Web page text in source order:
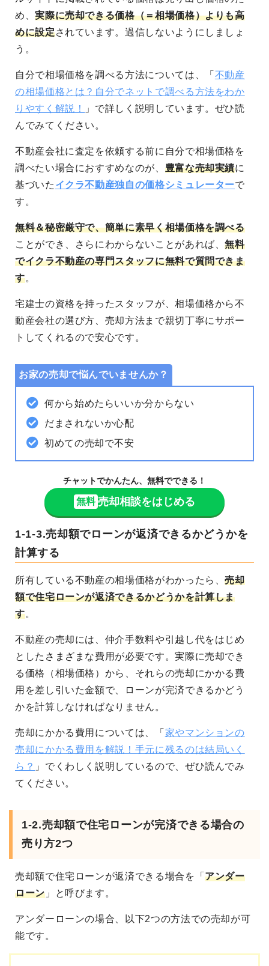
め、実際に売却できる価格（＝相場価格）よりも高
めに設定されています。過信しないようにしましょ
う。
自分で相場価格を調べる方法については、「 不動産
の相場価格とは？自分でネットで調べる方法をわか
りやすく解説！
」で詳しく説明しています。ぜひ読
んでみてください。
不動産会社に査定を依頼する前に自分で相場価格を
調べたい場合におすすめなのが、 豊富な売却実績に
基づいた イクラ不動産独自の価格シミュレーターで
す。
無料＆秘密厳守で、簡単に素早く相場価格を調べる
ことができ、さらにわからないことがあれば、無料
でイクラ不動産の専門スタッフに無料で質問できま
す。
宅建士の資格を持ったスタッフが、相場価格から不
動産会社の選び方、売却方法まで親切丁寧にサポー
トしてくれるので安心です。
お家の売却で悩んでいませんか？
何から始めたらいいか分からない
だまされないか心配
初めての売却で不安
チャットでかんたん、無料でできる！
無料 売却相談をはじめる
1-1-3.売却額でローンが返済できるかどうかを
計算する
所有している不動産の相場価格がわかったら、売却
額で住宅ローンが返済できるかどうかを計算しま
す。
不動産の売却には、仲介手数料や引越し代をはじめ
としたさまざまな費用が必要です。実際に売却でき
る価格（相場価格）から、それらの売却にかかる費
用を差し引いた金額で、ローンが完済できるかどう
かを計算しなければなりません。
売却にかかる費用については、「 家やマンションの
売却にかかる費用を解説！手元に残るのは結局いく
ら？ 」でくわしく説明しているので、ぜひ読んでみ
てください。
1-2.売却額で住宅ローンが完済できる場合の
売り方2つ
売却額で住宅ローンが返済できる場合を「アンダー
ローン」と呼びます。
アンダーローンの場合、以下2つの方法での売却が可
能です。